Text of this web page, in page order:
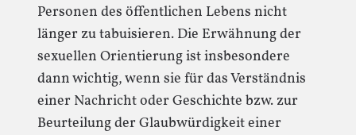
Personen des öffentlichen Lebens nicht
länger zu tabuisieren. Die Erwähnung der
sexuellen Orientierung ist insbesondere
dann wichtig, wenn sie für das Verständnis
einer Nachricht oder Geschichte bzw. zur
Beurteilung der Glaubwürdigkeit einer